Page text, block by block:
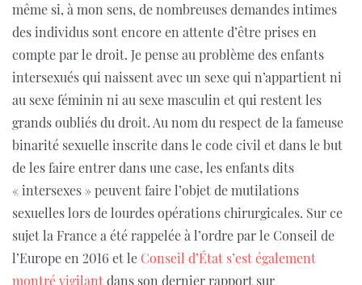
même si, à mon sens, de nombreuses demandes intimes
des individus sont encore en attente d’être prises en
compte par le droit. Je pense au problème des enfants
intersexués qui naissent avec un sexe qui n’appartient ni
au sexe féminin ni au sexe masculin et qui restent les
grands oubliés du droit. Au nom du respect de la fameuse
binarité sexuelle inscrite dans le code civil et dans le but
de les faire entrer dans une case, les enfants dits
« intersexes » peuvent faire l’objet de mutilations
sexuelles lors de lourdes opérations chirurgicales. Sur ce
sujet la France a été rappelée à l’ordre par le Conseil de
l’Europe en 2016 et le Conseil d’État s’est également
montré vigilantdans son dernier rapport sur